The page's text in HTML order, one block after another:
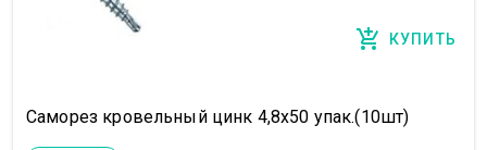
КУПИТЬ
Саморез кровельный цинк 4,8х50 упак.(10шт)